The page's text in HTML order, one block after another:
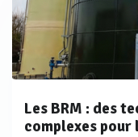
Les BRM : des
complexes